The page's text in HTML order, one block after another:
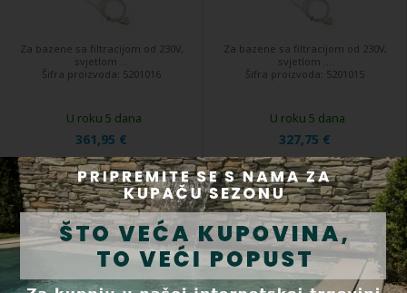
Za bazene sa filtracijom od 230V,
svjetlom ...
Šifra proizvoda: 5201016
361,95 €
Kupi
U roku 5 dana
Za bazene sa filtracijom od 230V,
svjetlom ...
Šifra proizvoda: 5201015
327,75 €
Kupi
U roku 5 dana
Automatska kontrola za filtraciju
/ el. grijanje - F1E3 s flexo kabelom
Automatska kontrola za filtraciju
- F1 sa flekso kabelom